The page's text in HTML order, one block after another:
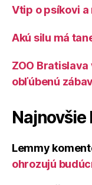
Vtip o psíkovi
Akú silu má
ZOO
obľúbenú
Lemmy
ohrozujú